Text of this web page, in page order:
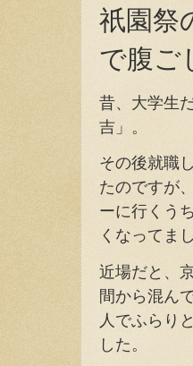
祇園祭
で腹ご
昔、大学生
吉」。
その後就職
たのですが
ーに行くう
くなってま
近場だと、
間から混ん
人でふらり
した。